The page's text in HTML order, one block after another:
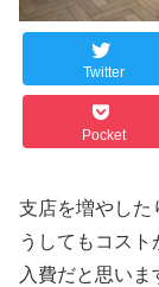
Twitter
Pocket
支店を増やした
うしてもコス
入費だと思い